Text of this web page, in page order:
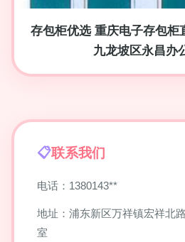
存包柜优选 重庆电子存包
九龙坡区永昌办
联系我们
电话：1380143**
地址：浦东新区万祥镇宏祥北
室